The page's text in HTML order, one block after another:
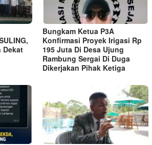
Dekat
Bungkam Ketua P3A
Konfirmasi Proyek Irigasi Rp
195 Juta Di Desa Ujung
Rambung Sergai Di Duga
Dikerjakan Pihak Ketiga